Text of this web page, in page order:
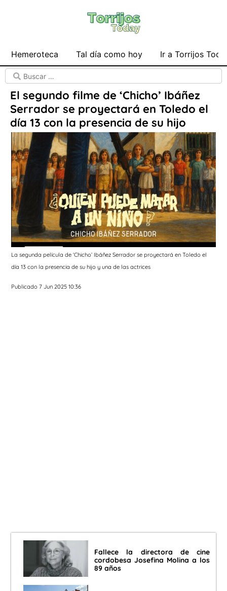
Hemeroteca Tal día como hoy Ir a Torrijos
El segundo filme de ‘Chicho’ Ibáñez
Serrador se proyectará en Toledo el
día 13 con la presencia de su hijo
La segunda película de ‘Chicho’ Ibáñez Serrador se proyectará en Toledo el
día 13 con la presencia de su hijo y una de las actrices
Publicado 7 Jun 2025 10:36
Fallece la directora de cine
cordobesa Josefina Molina a los
89 años